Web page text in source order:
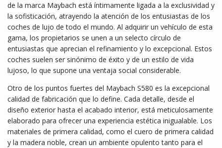
de la marca Maybach está íntimamente ligada a la exclusividad y
la sofisticación, atrayendo la atención de los entusiastas de los
coches de lujo de todo el mundo. Al adquirir un vehículo de esta
gama, los propietarios se unen a un selecto círculo de
entusiastas que aprecian el refinamiento y lo excepcional. Estos
coches suelen ser sinónimo de éxito y de un estilo de vida
lujoso, lo que supone una ventaja social considerable.
Otro de los puntos fuertes del Maybach S580 es la excepcional
calidad de fabricación que lo define. Cada detalle, desde el
diseño exterior hasta el acabado interior, está meticulosamente
elaborado para ofrecer una experiencia estética inigualable. Los
materiales de primera calidad, como el cuero de primera calidad
y la madera noble, crean un ambiente opulento tanto para el